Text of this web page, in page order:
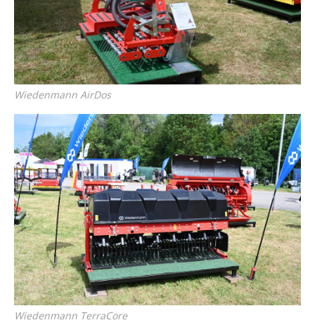
Wiedenmann AirDos
Wiedenmann TerraCore